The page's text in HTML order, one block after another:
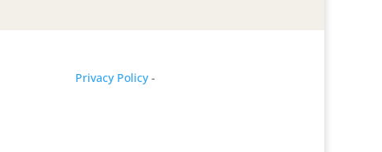
Privacy Policy-